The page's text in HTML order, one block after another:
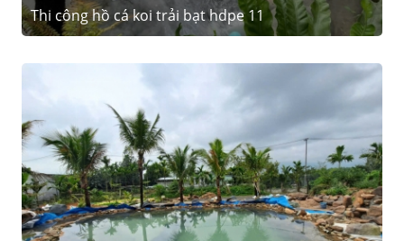
Thi công hồ cá koi trải bạt hdpe 11